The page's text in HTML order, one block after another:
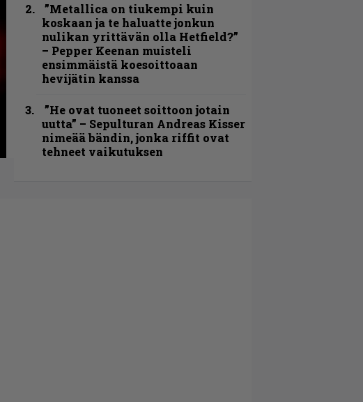
”Metallica on tiukempi kuin
koskaan ja te haluatte jonkun
nulikan yrittävän olla Hetfield?”
– Pepper Keenan muisteli
ensimmäistä koesoittoaan
hevijätin kanssa
”He ovat tuoneet soittoon jotain
uutta” – Sepulturan Andreas Kisser
nimeää bändin, jonka riffit ovat
tehneet vaikutuksen